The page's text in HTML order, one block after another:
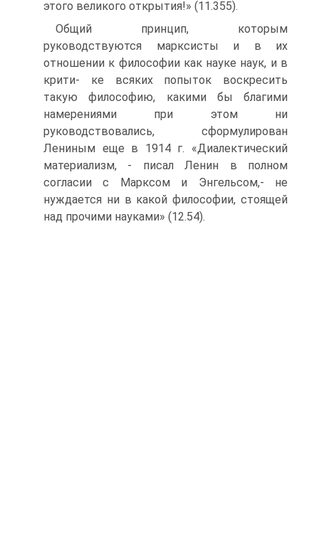
этого великого открытия!» (11.355).
Общий принцип, которым
руководствуются марксисты и в их
отношении к философии как науке наук, и в
крити- ке всяких попыток воскресить
такую философию, какими бы благими
намерениями при этом ни
руководствовались, сформулирован
Лениным еще в 1914 г. «Диалектический
материализм, - писал Ленин в полном
согласии с Марксом и Энгельсом,- не
нуждается ни в какой философии, стоящей
над прочими науками» (12.54).